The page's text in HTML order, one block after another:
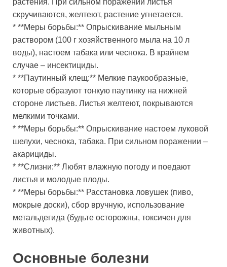
растения. При сильном поражении листья
скручиваются, желтеют, растение угнетается.
* **Меры борьбы:** Опрыскивание мыльным
раствором (100 г хозяйственного мыла на 10 л
воды), настоем табака или чеснока. В крайнем
случае – инсектициды.
* **Паутинный клещ:** Мелкие паукообразные,
которые образуют тонкую паутинку на нижней
стороне листьев. Листья желтеют, покрываются
мелкими точками.
* **Меры борьбы:** Опрыскивание настоем луковой
шелухи, чеснока, табака. При сильном поражении –
акарициды.
* **Слизни:** Любят влажную погоду и поедают
листья и молодые плоды.
* **Меры борьбы:** Расстановка ловушек (пиво,
мокрые доски), сбор вручную, использование
метальдегида (будьте осторожны, токсичен для
животных).
Основные болезни